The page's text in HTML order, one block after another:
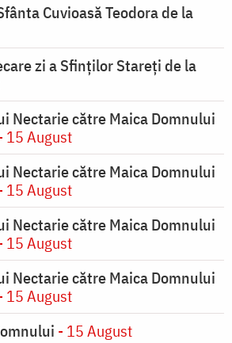
Cuvioasă Teodora de la
zi a Sfinților Stareți de la
Nectarie către Maica Domnului
15 August
Nectarie către Maica Domnului
15 August
Nectarie către Maica Domnului
15 August
Nectarie către Maica Domnului
15 August
- 15 August